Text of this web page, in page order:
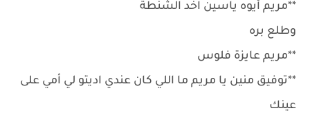
**مريم أيوه ياسين اخد الشنطة
وطلع بره
**مريم عايزة فلوس
**توفيق منين يا مريم ما اللي كان عندي اديتو لي أمي على
عينك